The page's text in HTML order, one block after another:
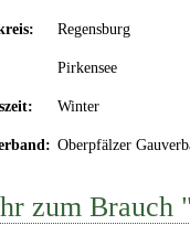
Regensburg
Pirkensee
Winter
Oberpfälzer
zum Brauch